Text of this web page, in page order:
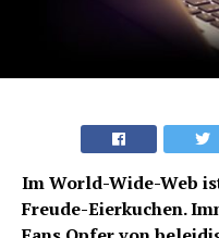
Im World-Wide-Web
Freude-Eierkuchen.